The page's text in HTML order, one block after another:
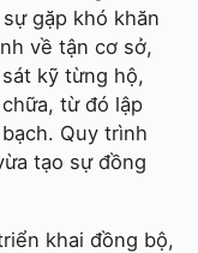
gặp khó khăn
về tận cơ sở,
kỹ từng hộ,
từ đó lập
Quy trình
tạo sự đồng
khai đồng bộ,